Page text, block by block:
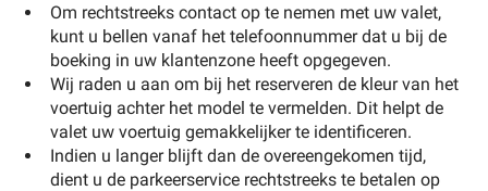
Om rechtstreeks contact op te nemen met uw valet,
kunt u bellen vanaf het telefoonnummer dat u bij de
boeking in uw klantenzone heeft opgegeven.
Wij raden u aan om bij het reserveren de kleur van het
voertuig achter het model te vermelden. Dit helpt de
valet uw voertuig gemakkelijker te identificeren.
Indien u langer blijft dan de overeengekomen tijd,
dient u de parkeerservice rechtstreeks te betalen op